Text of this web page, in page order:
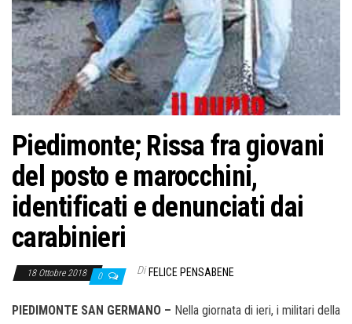
n
e
Piedimonte; Rissa fra giovani
del posto e marocchini,
identificati e denunciati dai
carabinieri
18 Ottobre 2018 0 Di FELICE PENSABENE
PIEDIMONTE SAN GERMANO – Nella giornata di ieri, i militari della